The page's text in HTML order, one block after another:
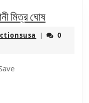
মিত্র ঘোষS2E26
মায়া
|
0